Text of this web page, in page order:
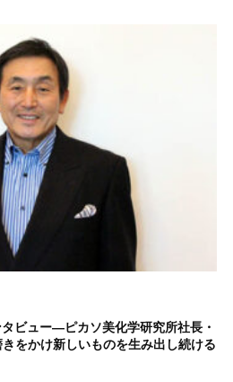
ビュー―ピカソ美化学研究所社長・
をかけ新しいものを生み出し続ける